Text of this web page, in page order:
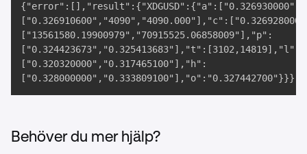
["13561580.19900979","70915525.06858009"],"p":
["0.324423673","0.325413683"],"t":[3102,14819],"l":
["0.320320000","0.317465100"],"h":
["0.328000000","0.333809100"],"o":"0.327442700"}}} whereas
Behöver du mer hjälp?